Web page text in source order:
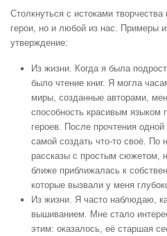
Столкнуться с истоками
герои, но и любой из нас. Примеры
утверждение:
Из жизни. Когда я была
было чтение книг. Я могла
миры, созданные авторами,
способность красивым языком
героев. После прочтения одной
самой создать что-то своё. По
рассказы с простым сюжетом,
ближе приближалась к
которые вызвали у меня
Из жизни. Я часто наблюдаю,
вышиванием. Мне стало
этим: оказалось, её старшая